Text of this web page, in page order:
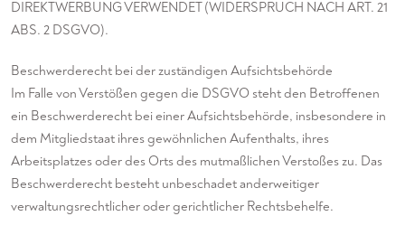
DIREKTWERBUNG VERWENDET (WIDERSPRUCH NACH ART. 21
ABS. 2 DSGVO).
Beschwerde­recht bei der zuständigen Aufsichts­behörde
Im Falle von Verstößen gegen die DSGVO steht den Betroffenen
ein Beschwerderecht bei einer Aufsichtsbehörde, insbesondere in
dem Mitgliedstaat ihres gewöhnlichen Aufenthalts, ihres
Arbeitsplatzes oder des Orts des mutmaßlichen Verstoßes zu. Das
Beschwerderecht besteht unbeschadet anderweitiger
verwaltungsrechtlicher oder gerichtlicher Rechtsbehelfe.